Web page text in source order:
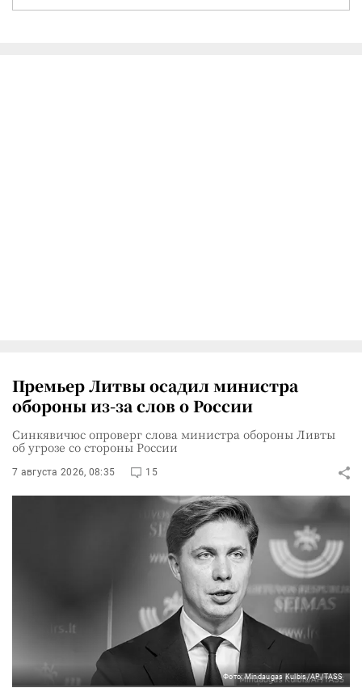
Премьер Литвы осадил министра
обороны из-за слов о России
Синкявичюс опроверг слова министра обороны Ливты
об угрозе со стороны России
7 августа 2026, 08:35 15
Фото: Mindaugas Kulbis/AP/TASS